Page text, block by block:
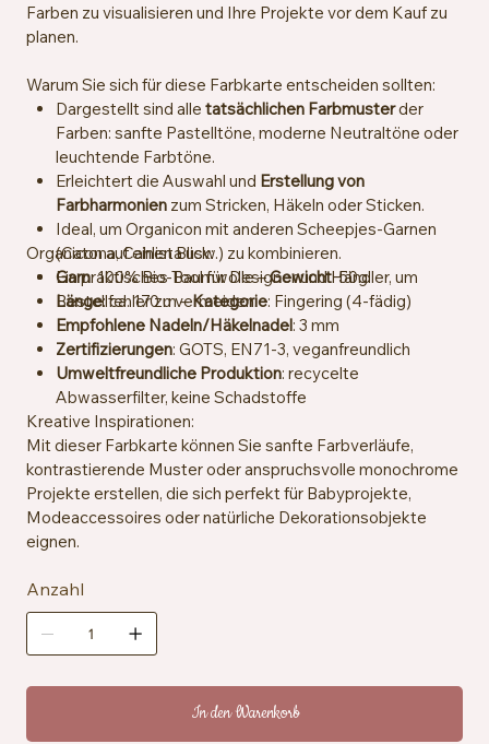
Farben zu visualisieren und Ihre Projekte vor dem Kauf zu
planen.
Warum Sie sich für diese Farbkarte entscheiden sollten:
Dargestellt sind alle tatsächlichen Farbmusterder
Farben: sanfte Pastelltöne, moderne Neutraltöne oder
leuchtende Farbtöne.
Erleichtert die Auswahl und Erstellung von
Farbharmonienzum Stricken, Häkeln oder Sticken.
Ideal, um Organicon mit anderen Scheepjes-Garnen
(Catona, Cahlista usw.) zu kombinieren.
Ein praktisches Tool für Designer und Händler, um
Bestellfehler zu vermeiden.
Organicon auf einen Blick:
Garn: 100% Bio-Baumwolle –Gewicht: 50g
Länge: ca. 170 m –Kategorie: Fingering (4-fädig)
Empfohlene Nadeln/Häkelnadel: 3 mm
Zertifizierungen: GOTS, EN71-3, veganfreundlich
Umweltfreundliche Produktion: recycelte
Abwasserfilter, keine Schadstoffe
Kreative Inspirationen:
Mit dieser Farbkarte können Sie sanfte Farbverläufe,
kontrastierende Muster oder anspruchsvolle monochrome
Projekte erstellen, die sich perfekt für Babyprojekte,
Modeaccessoires oder natürliche Dekorationsobjekte
eignen.
Anzahl
In den Warenkorb